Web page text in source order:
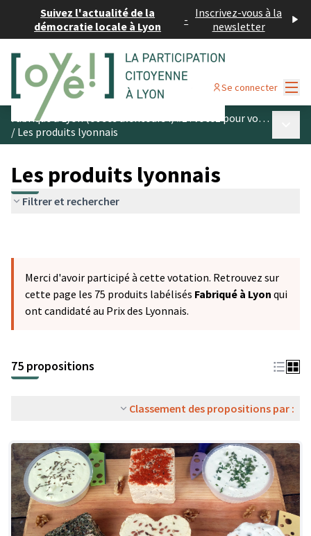
Suivez l'actualité de la
démocratie locale à Lyon
- Inscrivez-vous à la
newsletter
Se connecter
Fabriqué à Lyon (et ses alentours !) #1 : votez pour vos produits préférés
/ Les produits lyonnais
Les produits lyonnais
Filtrer et rechercher
Merci d'avoir participé à cette votation. Retrouvez sur
cette page les 75 produits labélisés Fabriqué à Lyon qui
ont candidaté au Prix des Lyonnais.
75 propositions
Classement des propositions par :